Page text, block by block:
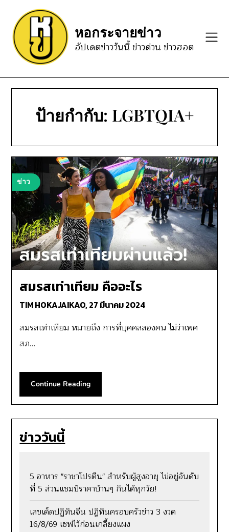
content
หอกระจายข่าว
อัปเดตข่าววันนี้ ข่าวด่วน ข่าวฮอต
ป้ายกำกับ: LGBTQIA+
ข่าว
สมรสเท่าเทียม คืออะไร
TIM HOKAJAIKAO,27 มีนาคม 2024
สมรสเท่าเทียม หมายถึง การที่บุคคลสองคน ไม่ว่าเพศ
สภ…
Continue Reading
ข่าววันนี้
5 อาหาร "ราชาโปรตีน" สำหรับผู้สูงอายุ ไข่อยู่อันดับ
ที่ 5 ส่วนแชมป์ราคาบ้านๆ กินได้ทุกวัย!
เลขเด็ดปฏิทินจีน ปฏิทินครอบครัวข่าว 3 งวด
16/8/69 เซฟไว้ก่อนเกลี้ยงแผง